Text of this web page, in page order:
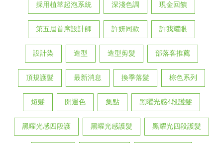
採用植萃起泡系統 深淺色調 現金回饋
第五屆首席設計師 許妍同款 許我耀眼
設計染 造型 造型剪髮 部落客推薦
頂規護髮 最新消息 換季落髮 棕色系列
短髮 開運色 集點 黑曜光感4段護髮
黑曜光感四段護 黑曜光感護髮 黑耀光四段護髮